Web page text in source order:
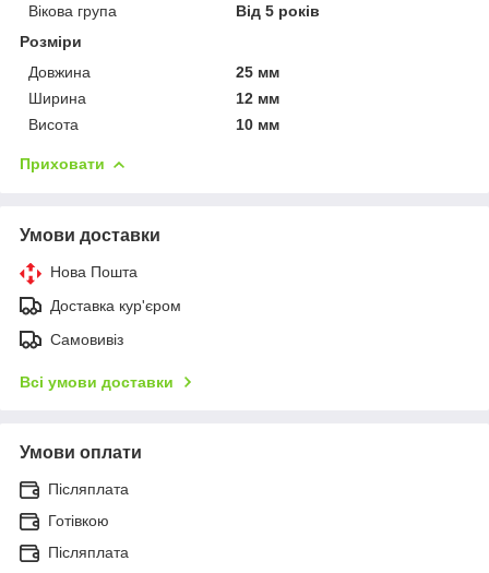
Вікова група
Від 5 років
Розміри
Довжина
25 мм
Ширина
12 мм
Висота
10 мм
Приховати
Умови доставки
Нова Пошта
Доставка кур'єром
Самовивіз
Всі умови доставки
Умови оплати
Післяплата
Готівкою
Післяплата